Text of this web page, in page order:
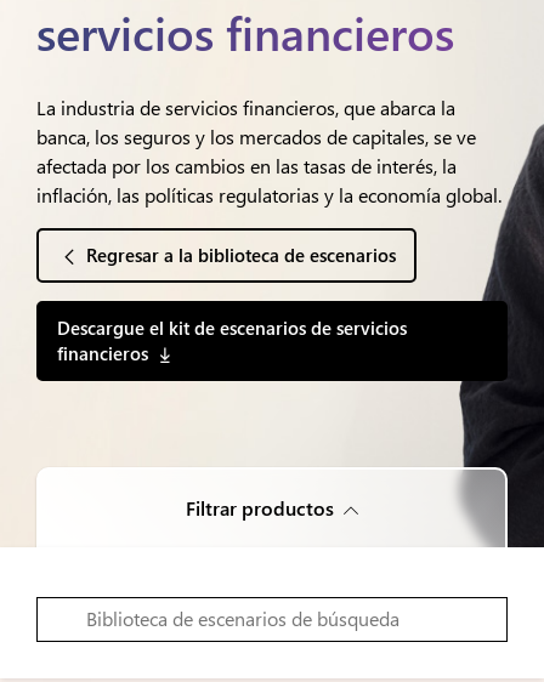
servicios financieros
La industria de servicios financieros, que abarca la
banca, los seguros y los mercados de capitales, se ve
afectada por los cambios en las tasas de interés, la
inflación, las políticas regulatorias y la economía global.
Regresar a la biblioteca de escenarios
Descargue el kit de escenarios de servicios
financieros
Filtrar productos